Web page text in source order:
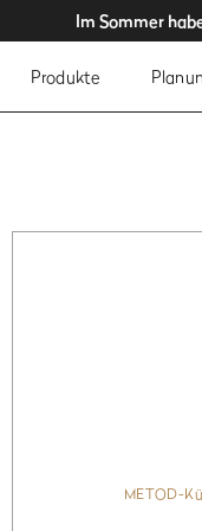
Im Sommer
Im Sommer
Produkte
METOD-